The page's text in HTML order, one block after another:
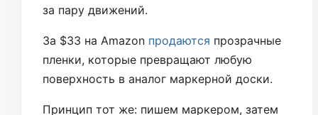
за пару движений.
За $33 на Amazon продаются прозрачные
пленки, которые превращают любую
поверхность в аналог маркерной доски.
Принцип тот же: пишем маркером, затем